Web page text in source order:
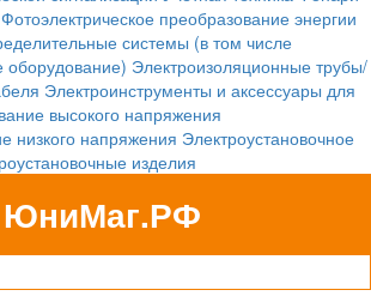
Фотоэлектрическое преобразование энергии
системы (в том числе
оборудование) Электроизоляционные трубы/
Электроинструменты и аксессуары для
высокого напряжения
низкого напряжения Электроустановочное
изделия
ЮниМаг.РФ